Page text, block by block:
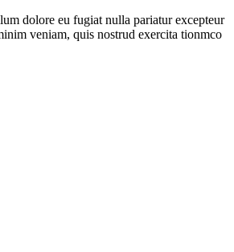
dolore eu fugiat nulla pariatur excepteur
veniam, quis nostrud exercita tionmco